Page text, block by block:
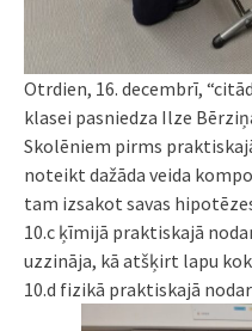
Otrdien, 16. decembrī,
klasei pasniedza Ilze
Skolēniem pirms
noteikt dažāda veida
tam izsakot savas
10.c ķīmijā praktiskajā
uzzināja, kā atšķirt lapu
10.d fizikā praktiskajā